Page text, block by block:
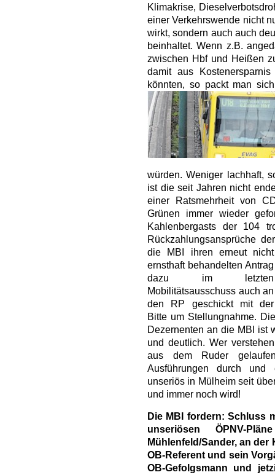
Klimakrise,
einer Verkehrswende nicht
wirkt, sondern auch auch
beinhaltet. Wenn z.B.
zwischen Hbf und Heißen
damit aus
könnten, so packt man
würden. Weniger lachhaft,
ist die seit Jahren nicht
einer Ratsmehrheit von
Grünen immer wieder
Kahlenbergasts der 104
Rückzahlungsansprüche
die MBI ihren erneut nicht
ernsthaft behandelten Antrag
dazu im letzten
Mobilitätsausschuss auch an
den RP geschickt mit der
Bitte um Stellungnahme.
Dezernenten an die MBI ist
und deutlich. Wer
aus dem Ruder
Ausführungen durch und
unseriös in Mülheim seit
und immer noch wird!
Die MBI fordern: Schluss
unseriösen ÖPNV-
Mühlenfeld/Sander, an der
OB-Referent und sein
OB-Gefolgsmann und